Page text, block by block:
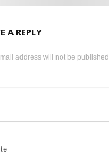
A REPLY
address will not be published.